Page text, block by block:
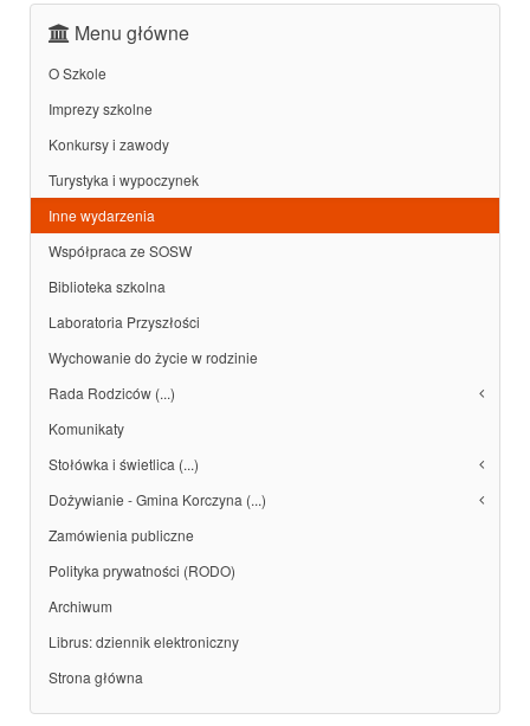
Menu główne
O Szkole
Imprezy szkolne
Konkursy i zawody
Turystyka i wypoczynek
Inne wydarzenia
Współpraca ze SOSW
Biblioteka szkolna
Laboratoria Przyszłości
Wychowanie do życie w rodzinie
Rada Rodziców (...)
Komunikaty
Stołówka i świetlica (...)
Dożywianie - Gmina Korczyna (...)
Zamówienia publiczne
Polityka prywatności (RODO)
Archiwum
Librus: dziennik elektroniczny
Strona główna